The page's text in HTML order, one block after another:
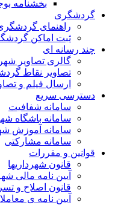
بخشنامه بوجه 1403
گردشگری
راهنمای
ثبت اماکن
چند رسانه ای
گالری تصاویر شهر
تصاویر نقاط
ارسال فیلم و
دسترسی سریع
سامانه شفافیت
سامانه باشگاه
سامانه آموزش
سامانه مشارکتی
قوانین و مقررات
قانون شهرداریها
آیین نامه مالی
قانون اصلاح و
آیین نامه ی